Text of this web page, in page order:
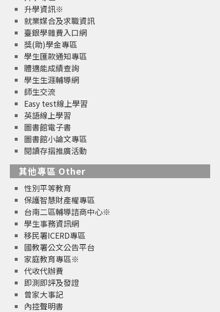
升學資訊※
就業媒合及求職資訊
臺銀學雜費入口網
獎(助)學金專區
學生匯款通知專區
體適能成績查詢
學生生涯輔導網
師生交流
Easy test線上學習
英語線上學習
圖書館電子書
圖書館小論文專區
閱讀存摺推廣活動
其他專區 Other
性別平等教育
保護智慧財產權專區
台南二區輔導諮商中心※
學生事務資訊網
移民署ICERD專區
國教署公文公告平台
家庭教育專區※
代收代辦費
即測即評及發證
曾家大事記
內控聲明書